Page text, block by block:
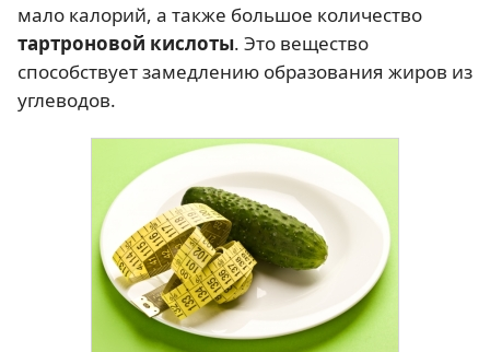
мало калорий, а также большое количество
тартроновой кислоты. Это вещество
способствует замедлению образования жиров из
углеводов.